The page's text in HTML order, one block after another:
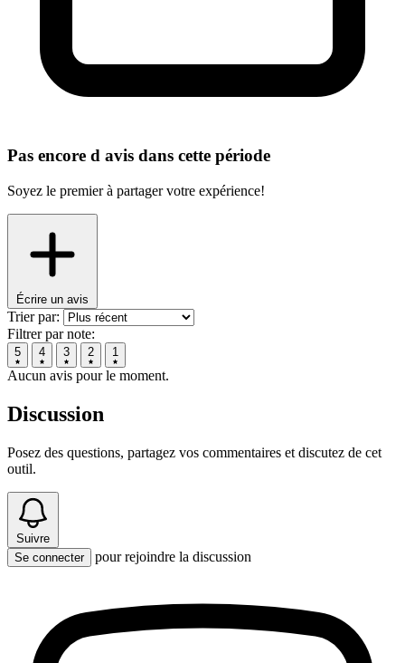
Pas encore d avis dans cette période
Soyez le premier à partager votre expérience!
Écrire un avis
Trier par:
Filtrer par note:
5 4 3 2 1
Aucun avis pour le moment.
Discussion
Posez des questions, partagez vos commentaires et discutez de cet
outil.
Suivre
Se connecter
pour rejoindre la discussion